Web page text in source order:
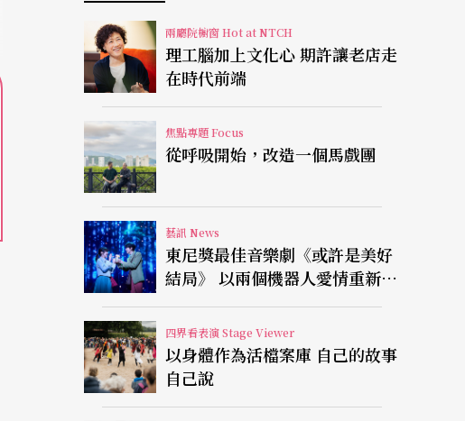
兩廳院櫥窗 Hot at NTCH
理工腦加上文化心 期許讓老店走
在時代前端
焦點專題 Focus
從呼吸開始，改造一個馬戲團
藝訊 News
東尼獎最佳音樂劇《或許是美好
結局》 以兩個機器人愛情重新凝
視有限人生
四界看表演 Stage Viewer
以身體作為活檔案庫 自己的故事
自己說